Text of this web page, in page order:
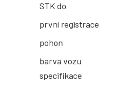
STK do
první registrace
pohon
barva vozu
specifikace